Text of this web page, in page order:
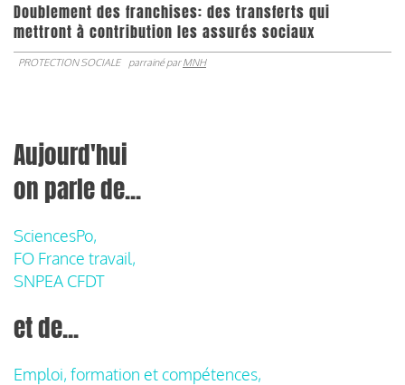
Doublement des franchises: des transferts qui
mettront à contribution les assurés sociaux
PROTECTION SOCIALE parrainé parMNH
Aujourd'hui
on parle de...
SciencesPo,
FO France travail,
SNPEA CFDT
et de...
Emploi, formation et compétences,